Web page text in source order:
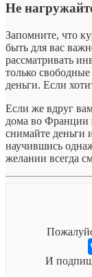
Не
Запомните, что
быть для вас
рассматривать
только
деньги. Если
Если же вдруг
дома во Франции
снимайте деньги
научившись
желании всегда
И